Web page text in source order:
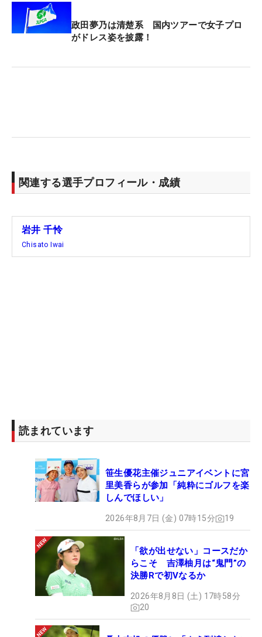
オンも狙える10番パー4（307ヤード）をはじめ、
戦略性に富んだホールが並ぶ。普段から直ドラを披
はラフだ。「ラフが独特で、ボールの浮き沈みが違
う。そこの見極めだったり、どういう打ち方が一番
まだ攻略法を完全には見いだせていないが、気持ち
政田夢乃は清楚系 国内ツアーで女子プロ
がドレス姿を披露！
関連する選手プロフィール・成績
岩井 千怜
Chisato Iwai
読まれています
笹生優花主催ジュニアイベントに宮
里美香らが参加「純粋にゴルフを楽
しんでほしい」
2026年8月7日 (金) 07時15分 19
「欲が出せない」コースだか
らこそ 吉澤柚月は“鬼門”の
決勝Rで初Vなるか
2026年8月8日 (土) 17時58分
20